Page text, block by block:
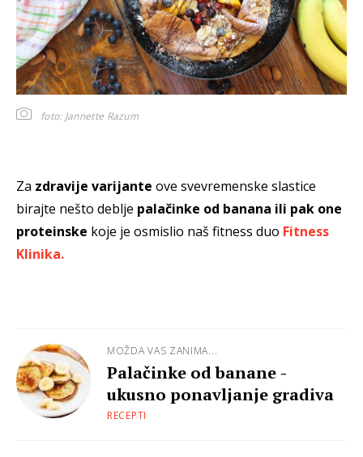
foto: Jannette Razum
Za zdravije varijante ove svevremenske slastice
birajte nešto deblje palačinke od banana ili pak one
proteinske koje je osmislio naš fitness duo Fitness
Klinika.
MOŽDA VAS ZANIMA...
Palačinke od banane -
ukusno ponavljanje gradiva
RECEPTI